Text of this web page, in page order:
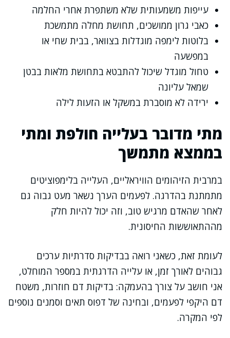
עייפות משמעותית שלא משתפרת אחרי החלמה
כאבי גרון ממושכים, תחושת מחלה מתמשכת
בלוטות לימפה מוגדלות בצוואר, בבית שחי או
במפשעה
טחול מוגדל שיכול להתבטא בתחושת מלאות בבטן
שמאל עליונה
ירידה לא מוסברת במשקל או הזעות לילה
מתי מדובר בעלייה חולפת ומתי
בממצא מתמשך
במרבית הזיהומים הוויראליים, העלייה בלימפוציטים
מתמתנת בהדרגה. לפעמים הערך נשאר מעט גבוה גם
לאחר שהאדם מרגיש טוב, וזה יכול להיות חלק
מההתאוששות החיסונית.
לעומת זאת, כשאני רואה בבדיקות סדרתיות ערכים
גבוהים לאורך זמן, או עלייה הדרגתית במספר המוחלט,
אני חושב על צורך בהעמקה: בדיקות דם חוזרות, משטח
דם היקפי לפעמים, ובחינה של דפוס תאים וסמנים נוספים
לפי המקרה.